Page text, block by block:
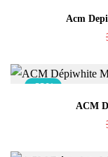
Acm
-33%
ACM